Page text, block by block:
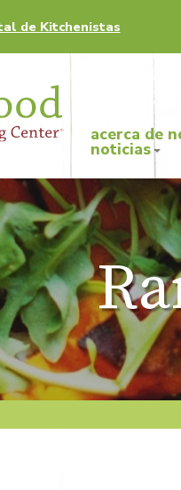
de Kitchenistas
acerca de
noticias